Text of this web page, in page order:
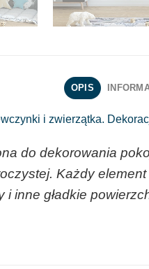
OPIS
i zwierzątka.
do dekorowania
Każdy
inne gładkie